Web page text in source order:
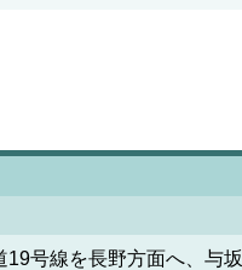
号線を長野方面へ、与坂